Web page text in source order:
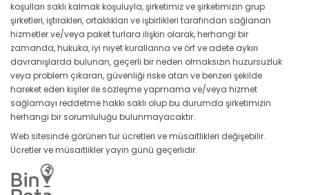
koşulları saklı kalmak koşuluyla, şirketimiz ve şirketimizin grup
şirketleri, iştirakleri, ortaklıkları ve işbirlikleri tarafından sağlanan
hizmetler ve/veya paket turlara ilişkin olarak, herhangi bir
zamanda, hukuka, iyi niyet kurallarına ve örf ve adete aykırı
davranışlarda bulunan, geçerli bir neden olmaksızın huzursuzluk
veya problem çıkaran, güvenliği riske atan ve benzeri şekilde
hareket eden kişiler ile sözleşme yapmama ve/veya hizmet
sağlamayı reddetme hakkı saklı olup bu durumda şirketimizin
herhangi bir sorumluluğu bulunmayacaktır.
Web sitesinde görünen tur ücretleri ve müsaitlikleri değişebilir.
Ücretler ve müsaitlikler yayın günü geçerlidir.